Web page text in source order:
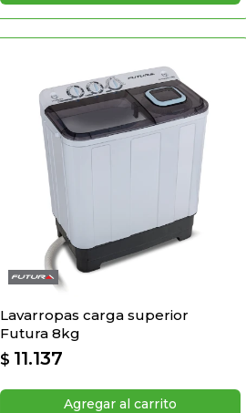
Lavarropas carga superior
Futura 8kg
$ 11.137